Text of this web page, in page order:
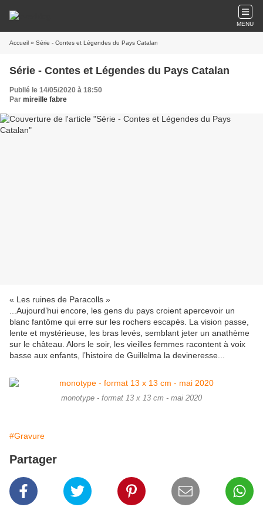
MENU
Accueil » Série - Contes et Légendes du Pays Catalan
Série - Contes et Légendes du Pays Catalan
Publié le 14/05/2020 à 18:50
Par mireille fabre
« Les ruines de Paracolls »
...Aujourd’hui encore, les gens du pays croient apercevoir un
blanc fantôme qui erre sur les rochers escapés. La vision passe,
lente et mystérieuse, les bras levés, semblant jeter un anathème
sur le château. Alors le soir, les vieilles femmes racontent à voix
basse aux enfants, l’histoire de Guillelma la devineresse...
monotype - format 13 x 13 cm - mai 2020
#Gravure
Partager